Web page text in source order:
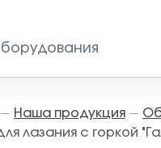
— Наша продукция —
лазания с горкой